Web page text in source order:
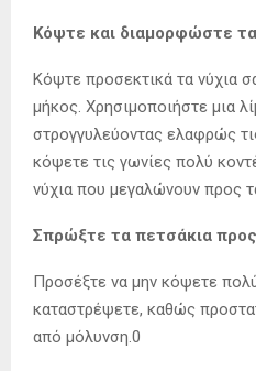
Κόψτε και διαμορφώστε τα
Κόψτε προσεκτικά τα νύχια
μήκος. Χρησιμοποιήστε μια
στρογγυλεύοντας ελαφρώς
κόψετε τις γωνίες πολύ
νύχια που μεγαλώνουν προς
Σπρώξτε τα πετσάκια
Προσέξτε να μην κόψετε
καταστρέψετε, καθώς
από μόλυνση.0